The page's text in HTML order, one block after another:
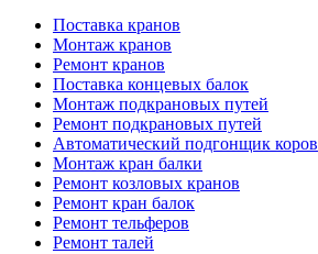
Поставка кранов
Монтаж кранов
Ремонт кранов
Поставка концевых балок
Монтаж подкрановых путей
Ремонт подкрановых путей
Автоматический подгонщик коров
Монтаж кран балки
Ремонт козловых кранов
Ремонт кран балок
Ремонт тельферов
Ремонт талей